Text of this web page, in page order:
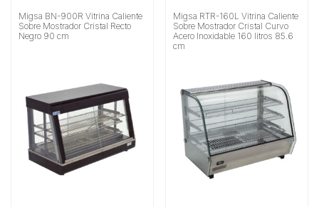
Migsa BN-900R Vitrina Caliente
Sobre Mostrador Cristal Recto
Negro 90 cm
Migsa RTR-160L Vitrina Caliente
Sobre Mostrador Cristal Curvo
Acero Inoxidable 160 litros 85.6
cm